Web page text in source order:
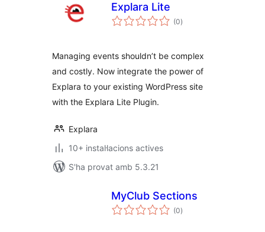
Explara Lite
(0puntuacions
totals
)
Managing events shouldn’t be complex
and costly. Now integrate the power of
Explara to your existing WordPress site
with the Explara Lite Plugin.
Explara
10+ instal·lacions actives
S'ha provat amb 5.3.21
MyClub Sections
(0puntuacions
totals
)